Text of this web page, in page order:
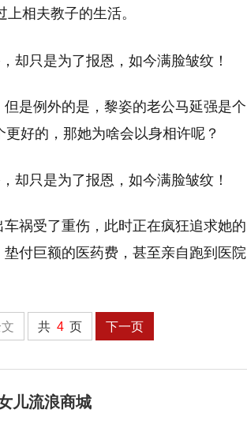
相夫教子的生活。
是例外的是，黎姿的老公马延强是个
好的，那她为啥会以身相许呢？
祸受了重伤，此时正在疯狂追求她的
付巨额的医药费，甚至亲自跑到医院
共 4 页 下一页
儿流浪商城